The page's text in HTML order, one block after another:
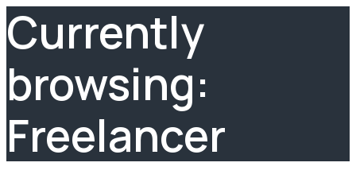
Currently
browsing:
Freelancer